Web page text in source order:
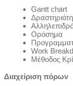
Gantt chart
Ορόσημα
Work
Μέθοδος
Διαχείριση πόρων